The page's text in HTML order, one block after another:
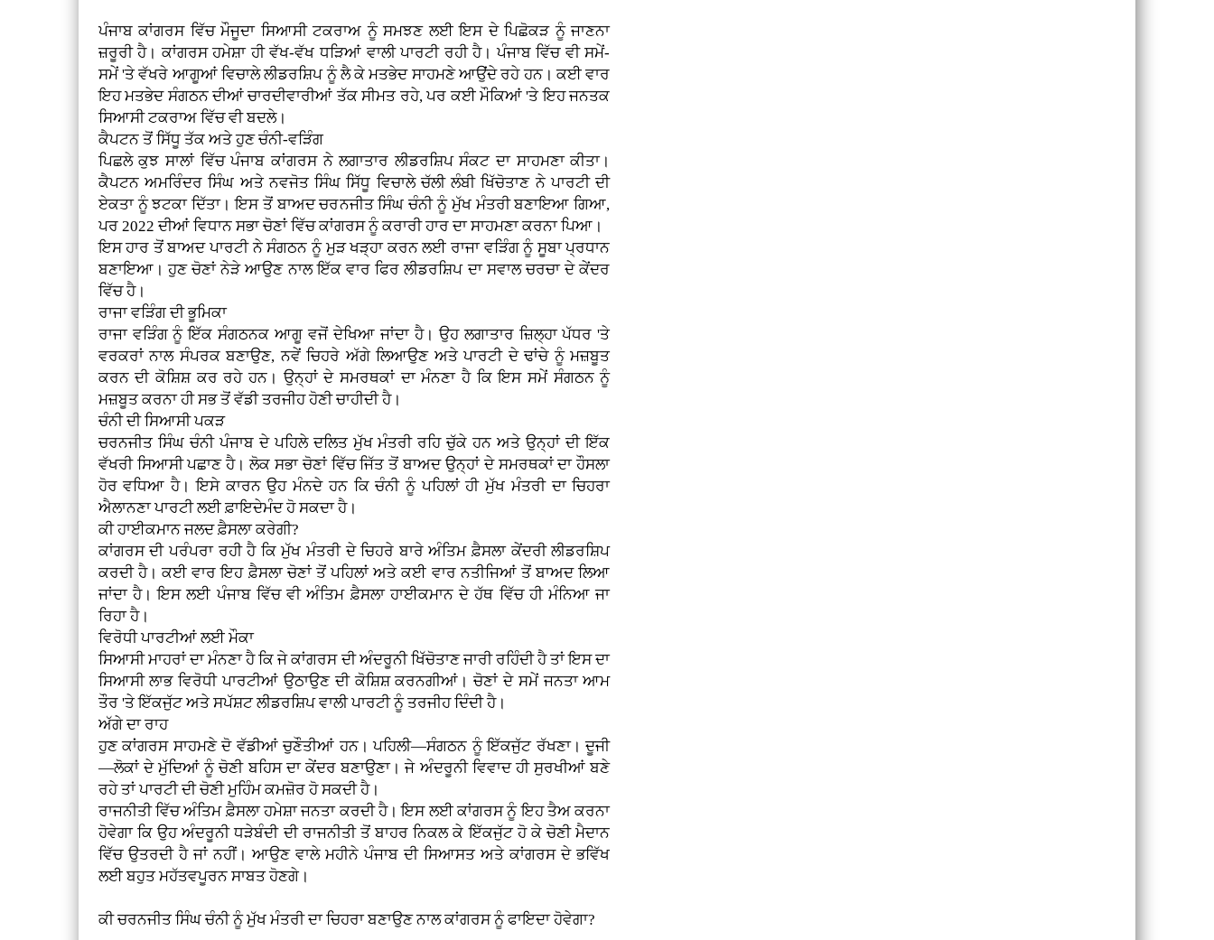
ਪੰਜਾਬ ਕਾਂਗਰਸ ਵਿੱਚ ਮੌਜੂਦਾ ਸਿਆਸੀ ਟਕਰਾਅ ਨੂੰ ਸਮਝਣ ਲਈ ਇਸ ਦੇ ਪਿਛੋਕੜ ਨੂੰ ਜਾਣਨਾ
ਜ਼ਰੂਰੀ ਹੈ। ਕਾਂਗਰਸ ਹਮੇਸ਼ਾ ਹੀ ਵੱਖ-ਵੱਖ ਧੜਿਆਂ ਵਾਲੀ ਪਾਰਟੀ ਰਹੀ ਹੈ। ਪੰਜਾਬ ਵਿੱਚ ਵੀ ਸਮੇਂ-
ਸਮੇਂ 'ਤੇ ਵੱਖਰੇ ਆਗੂਆਂ ਵਿਚਾਲੇ ਲੀਡਰਸ਼ਿਪ ਨੂੰ ਲੈ ਕੇ ਮਤਭੇਦ ਸਾਹਮਣੇ ਆਉਂਦੇ ਰਹੇ ਹਨ। ਕਈ ਵਾਰ
ਇਹ ਮਤਭੇਦ ਸੰਗਠਨ ਦੀਆਂ ਚਾਰਦੀਵਾਰੀਆਂ ਤੱਕ ਸੀਮਤ ਰਹੇ, ਪਰ ਕਈ ਮੌਕਿਆਂ 'ਤੇ ਇਹ ਜਨਤਕ
ਸਿਆਸੀ ਟਕਰਾਅ ਵਿੱਚ ਵੀ ਬਦਲੇ।
ਕੈਪਟਨ ਤੋਂ ਸਿੱਧੂ ਤੱਕ ਅਤੇ ਹੁਣ ਚੰਨੀ-ਵੜਿੰਗ
ਪਿਛਲੇ ਕੁਝ ਸਾਲਾਂ ਵਿੱਚ ਪੰਜਾਬ ਕਾਂਗਰਸ ਨੇ ਲਗਾਤਾਰ ਲੀਡਰਸ਼ਿਪ ਸੰਕਟ ਦਾ ਸਾਹਮਣਾ ਕੀਤਾ।
ਕੈਪਟਨ ਅਮਰਿੰਦਰ ਸਿੰਘ ਅਤੇ ਨਵਜੋਤ ਸਿੰਘ ਸਿੱਧੂ ਵਿਚਾਲੇ ਚੱਲੀ ਲੰਬੀ ਖਿੱਚੋਤਾਣ ਨੇ ਪਾਰਟੀ ਦੀ
ਏਕਤਾ ਨੂੰ ਝਟਕਾ ਦਿੱਤਾ। ਇਸ ਤੋਂ ਬਾਅਦ ਚਰਨਜੀਤ ਸਿੰਘ ਚੰਨੀ ਨੂੰ ਮੁੱਖ ਮੰਤਰੀ ਬਣਾਇਆ ਗਿਆ,
ਪਰ 2022 ਦੀਆਂ ਵਿਧਾਨ ਸਭਾ ਚੋਣਾਂ ਵਿੱਚ ਕਾਂਗਰਸ ਨੂੰ ਕਰਾਰੀ ਹਾਰ ਦਾ ਸਾਹਮਣਾ ਕਰਨਾ ਪਿਆ।
ਇਸ ਹਾਰ ਤੋਂ ਬਾਅਦ ਪਾਰਟੀ ਨੇ ਸੰਗਠਨ ਨੂੰ ਮੁੜ ਖੜ੍ਹਾ ਕਰਨ ਲਈ ਰਾਜਾ ਵੜਿੰਗ ਨੂੰ ਸੂਬਾ ਪ੍ਰਧਾਨ
ਬਣਾਇਆ। ਹੁਣ ਚੋਣਾਂ ਨੇੜੇ ਆਉਣ ਨਾਲ ਇੱਕ ਵਾਰ ਫਿਰ ਲੀਡਰਸ਼ਿਪ ਦਾ ਸਵਾਲ ਚਰਚਾ ਦੇ ਕੇਂਦਰ
ਵਿੱਚ ਹੈ।
ਰਾਜਾ ਵੜਿੰਗ ਦੀ ਭੂਮਿਕਾ
ਰਾਜਾ ਵੜਿੰਗ ਨੂੰ ਇੱਕ ਸੰਗਠਨਕ ਆਗੂ ਵਜੋਂ ਦੇਖਿਆ ਜਾਂਦਾ ਹੈ। ਉਹ ਲਗਾਤਾਰ ਜ਼ਿਲ੍ਹਾ ਪੱਧਰ 'ਤੇ
ਵਰਕਰਾਂ ਨਾਲ ਸੰਪਰਕ ਬਣਾਉਣ, ਨਵੇਂ ਚਿਹਰੇ ਅੱਗੇ ਲਿਆਉਣ ਅਤੇ ਪਾਰਟੀ ਦੇ ਢਾਂਚੇ ਨੂੰ ਮਜ਼ਬੂਤ
ਕਰਨ ਦੀ ਕੋਸ਼ਿਸ਼ ਕਰ ਰਹੇ ਹਨ। ਉਨ੍ਹਾਂ ਦੇ ਸਮਰਥਕਾਂ ਦਾ ਮੰਨਣਾ ਹੈ ਕਿ ਇਸ ਸਮੇਂ ਸੰਗਠਨ ਨੂੰ
ਮਜ਼ਬੂਤ ਕਰਨਾ ਹੀ ਸਭ ਤੋਂ ਵੱਡੀ ਤਰਜੀਹ ਹੋਣੀ ਚਾਹੀਦੀ ਹੈ।
ਚੰਨੀ ਦੀ ਸਿਆਸੀ ਪਕੜ
ਚਰਨਜੀਤ ਸਿੰਘ ਚੰਨੀ ਪੰਜਾਬ ਦੇ ਪਹਿਲੇ ਦਲਿਤ ਮੁੱਖ ਮੰਤਰੀ ਰਹਿ ਚੁੱਕੇ ਹਨ ਅਤੇ ਉਨ੍ਹਾਂ ਦੀ ਇੱਕ
ਵੱਖਰੀ ਸਿਆਸੀ ਪਛਾਣ ਹੈ। ਲੋਕ ਸਭਾ ਚੋਣਾਂ ਵਿੱਚ ਜਿੱਤ ਤੋਂ ਬਾਅਦ ਉਨ੍ਹਾਂ ਦੇ ਸਮਰਥਕਾਂ ਦਾ ਹੌਸਲਾ
ਹੋਰ ਵਧਿਆ ਹੈ। ਇਸੇ ਕਾਰਨ ਉਹ ਮੰਨਦੇ ਹਨ ਕਿ ਚੰਨੀ ਨੂੰ ਪਹਿਲਾਂ ਹੀ ਮੁੱਖ ਮੰਤਰੀ ਦਾ ਚਿਹਰਾ
ਐਲਾਨਣਾ ਪਾਰਟੀ ਲਈ ਫ਼ਾਇਦੇਮੰਦ ਹੋ ਸਕਦਾ ਹੈ।
ਕੀ ਹਾਈਕਮਾਨ ਜਲਦ ਫ਼ੈਸਲਾ ਕਰੇਗੀ?
ਕਾਂਗਰਸ ਦੀ ਪਰੰਪਰਾ ਰਹੀ ਹੈ ਕਿ ਮੁੱਖ ਮੰਤਰੀ ਦੇ ਚਿਹਰੇ ਬਾਰੇ ਅੰਤਿਮ ਫ਼ੈਸਲਾ ਕੇਂਦਰੀ ਲੀਡਰਸ਼ਿਪ
ਕਰਦੀ ਹੈ। ਕਈ ਵਾਰ ਇਹ ਫ਼ੈਸਲਾ ਚੋਣਾਂ ਤੋਂ ਪਹਿਲਾਂ ਅਤੇ ਕਈ ਵਾਰ ਨਤੀਜਿਆਂ ਤੋਂ ਬਾਅਦ ਲਿਆ
ਜਾਂਦਾ ਹੈ। ਇਸ ਲਈ ਪੰਜਾਬ ਵਿੱਚ ਵੀ ਅੰਤਿਮ ਫ਼ੈਸਲਾ ਹਾਈਕਮਾਨ ਦੇ ਹੱਥ ਵਿੱਚ ਹੀ ਮੰਨਿਆ ਜਾ
ਰਿਹਾ ਹੈ।
ਵਿਰੋਧੀ ਪਾਰਟੀਆਂ ਲਈ ਮੌਕਾ
ਸਿਆਸੀ ਮਾਹਰਾਂ ਦਾ ਮੰਨਣਾ ਹੈ ਕਿ ਜੇ ਕਾਂਗਰਸ ਦੀ ਅੰਦਰੂਨੀ ਖਿੱਚੋਤਾਣ ਜਾਰੀ ਰਹਿੰਦੀ ਹੈ ਤਾਂ ਇਸ ਦਾ
ਸਿਆਸੀ ਲਾਭ ਵਿਰੋਧੀ ਪਾਰਟੀਆਂ ਉਠਾਉਣ ਦੀ ਕੋਸ਼ਿਸ਼ ਕਰਨਗੀਆਂ। ਚੋਣਾਂ ਦੇ ਸਮੇਂ ਜਨਤਾ ਆਮ
ਤੌਰ 'ਤੇ ਇੱਕਜੁੱਟ ਅਤੇ ਸਪੱਸ਼ਟ ਲੀਡਰਸ਼ਿਪ ਵਾਲੀ ਪਾਰਟੀ ਨੂੰ ਤਰਜੀਹ ਦਿੰਦੀ ਹੈ।
ਅੱਗੇ ਦਾ ਰਾਹ
ਹੁਣ ਕਾਂਗਰਸ ਸਾਹਮਣੇ ਦੋ ਵੱਡੀਆਂ ਚੁਣੌਤੀਆਂ ਹਨ। ਪਹਿਲੀ—ਸੰਗਠਨ ਨੂੰ ਇੱਕਜੁੱਟ ਰੱਖਣਾ। ਦੂਜੀ
—ਲੋਕਾਂ ਦੇ ਮੁੱਦਿਆਂ ਨੂੰ ਚੋਣੀ ਬਹਿਸ ਦਾ ਕੇਂਦਰ ਬਣਾਉਣਾ। ਜੇ ਅੰਦਰੂਨੀ ਵਿਵਾਦ ਹੀ ਸੁਰਖੀਆਂ ਬਣੇ
ਰਹੇ ਤਾਂ ਪਾਰਟੀ ਦੀ ਚੋਣੀ ਮੁਹਿੰਮ ਕਮਜ਼ੋਰ ਹੋ ਸਕਦੀ ਹੈ।
ਰਾਜਨੀਤੀ ਵਿੱਚ ਅੰਤਿਮ ਫ਼ੈਸਲਾ ਹਮੇਸ਼ਾ ਜਨਤਾ ਕਰਦੀ ਹੈ। ਇਸ ਲਈ ਕਾਂਗਰਸ ਨੂੰ ਇਹ ਤੈਅ ਕਰਨਾ
ਹੋਵੇਗਾ ਕਿ ਉਹ ਅੰਦਰੂਨੀ ਧੜੇਬੰਦੀ ਦੀ ਰਾਜਨੀਤੀ ਤੋਂ ਬਾਹਰ ਨਿਕਲ ਕੇ ਇੱਕਜੁੱਟ ਹੋ ਕੇ ਚੋਣੀ ਮੈਦਾਨ
ਵਿੱਚ ਉਤਰਦੀ ਹੈ ਜਾਂ ਨਹੀਂ। ਆਉਣ ਵਾਲੇ ਮਹੀਨੇ ਪੰਜਾਬ ਦੀ ਸਿਆਸਤ ਅਤੇ ਕਾਂਗਰਸ ਦੇ ਭਵਿੱਖ
ਲਈ ਬਹੁਤ ਮਹੱਤਵਪੂਰਨ ਸਾਬਤ ਹੋਣਗੇ।
ਕੀ ਚਰਨਜੀਤ ਸਿੰਘ ਚੰਨੀ ਨੂੰ ਮੁੱਖ ਮੰਤਰੀ ਦਾ ਚਿਹਰਾ ਬਣਾਉਣ ਨਾਲ ਕਾਂਗਰਸ ਨੂੰ ਫਾਇਦਾ ਹੋਵੇਗਾ?